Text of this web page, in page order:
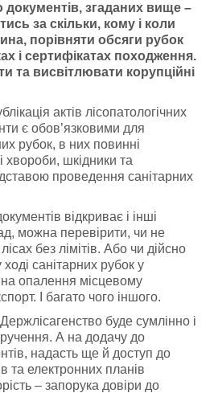
документів, згаданих вище –
за скільки, кому і коли
порівняти обсяги рубок
і сертифікатах походження.
та висвітлювати корупційні
актів лісопатологічних
є обов’язковими для
рубок, в них повинні
хвороби, шкідники та
проведення санітарних
відкриває і інші
можна перевірити, чи не
без лімітів. Або чи дійсно
санітарних рубок у
на опалення місцевому
І багато чого іншого.
буде сумлінно і
А на додачу до
надасть ще й доступ до
та електронних планів
– запорука довіри до